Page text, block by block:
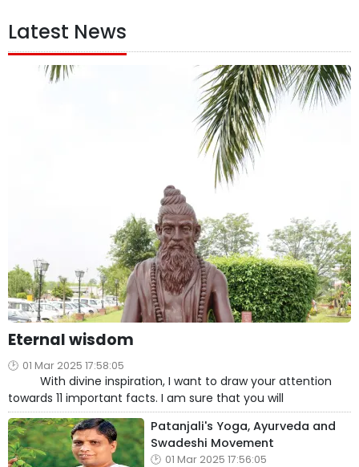
Latest News
Eternal wisdom
01 Mar 2025 17:58:05
With divine inspiration, I want to draw your attention
towards 11 important facts. I am sure that you will
Patanjali's Yoga, Ayurveda and
Swadeshi Movement
01 Mar 2025 17:56:05